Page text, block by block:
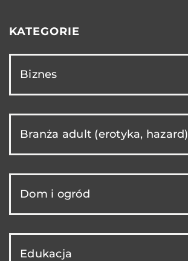
KATEGORIE
Biznes
Branża adult (erotyka, hazard)
Dom i ogród
Edukacja